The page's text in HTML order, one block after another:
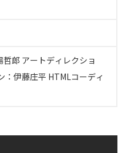
郎 アートディレクショ
：伊藤庄平 HTMLコーディ